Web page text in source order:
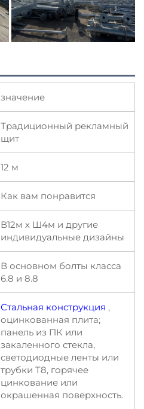
значение
Традиционный рекламный
щит
12 м
Как вам понравится
В12м х Ш4м и другие
индивидуальные дизайны
В основном болты класса
6.8 и 8.8
Стальная конструкция ,
оцинкованная плита;
панель из ПК или
закаленного стекла,
светодиодные ленты или
трубки T8, горячее
цинкование или
окрашенная поверхность.